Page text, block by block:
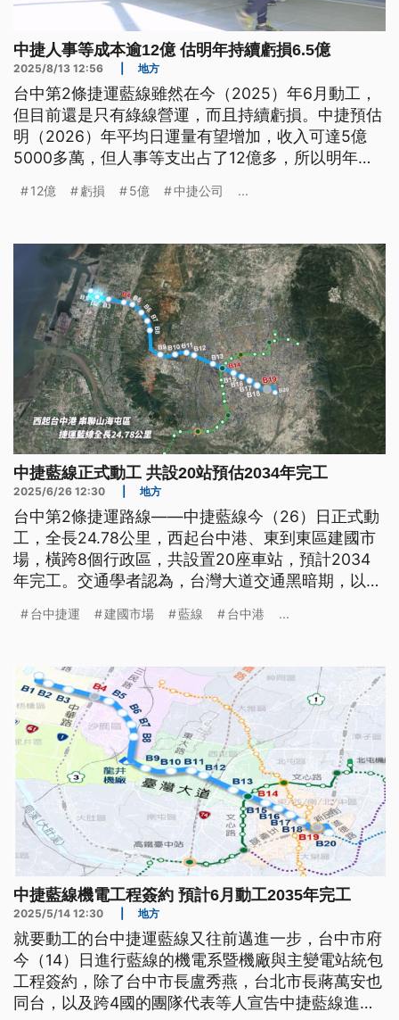
中捷人事等成本逾12億 估明年持續虧損6.5億
2025/8/13 12:56 地方
台中第2條捷運藍線雖然在今（2025）年6月動工，
但目前還是只有綠線營運，而且持續虧損。中捷預估
明（2026）年平均日運量有望增加，收入可達5億
5000多萬，但人事等支出占了12億多，所以明年度
本額就會用完，將分3年增資20億因應。
12億 虧損 5億 中捷公司 ...
中捷藍線正式動工 共設20站預估2034年完工
2025/6/26 12:30 地方
台中第2條捷運路線——中捷藍線今（26）日正式動
工，全長24.78公里，西起台中港、東到東區建國市
場，橫跨8個行政區，共設置20座車站，預計2034
年完工。交通學者認為，台灣大道交通黑暗期，以及
台中捷運 建國市場 藍線 台中港 ...
中捷藍線機電工程簽約 預計6月動工2035年完工
2025/5/14 12:30 地方
就要動工的台中捷運藍線又往前邁進一步，台中市府
今（14）日進行藍線的機電系暨機廠與主變電站統包
工程簽約，除了台中市長盧秀燕，台北市長蔣萬安也
同台，以及跨4國的團隊代表等人宣告中捷藍線進入